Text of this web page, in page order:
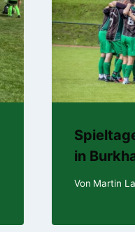
in
Von Martin